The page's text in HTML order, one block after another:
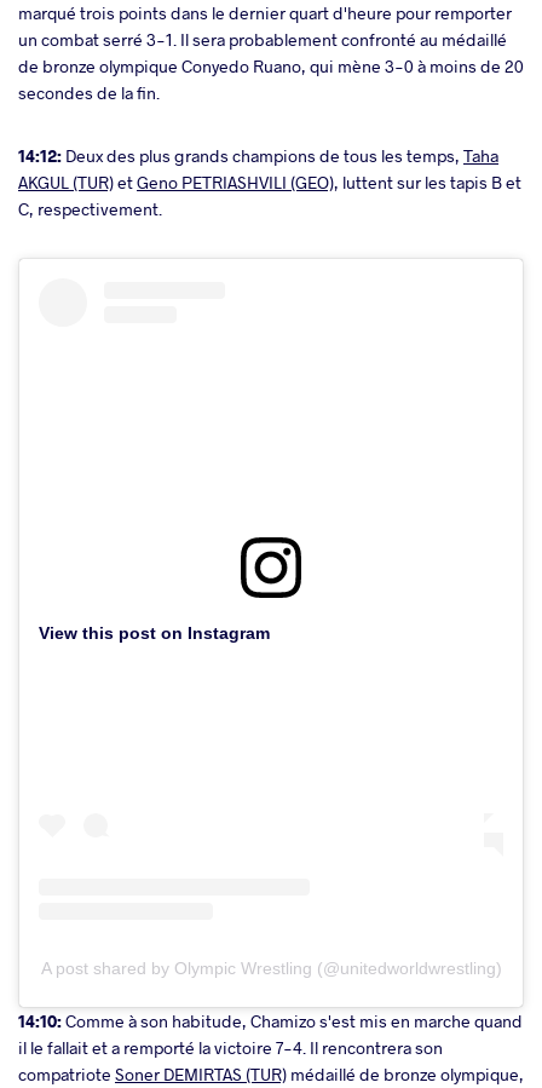
marqué trois points dans le dernier quart d'heure pour remporter
un combat serré 3-1. Il sera probablement confronté au médaillé
de bronze olympique Conyedo Ruano, qui mène 3-0 à moins de 20
secondes de la fin.
14:12: Deux des plus grands champions de tous les temps, Taha
AKGUL (TUR)etGeno PETRIASHVILI (GEO), luttent sur les tapis B et
C, respectivement.
View this post on Instagram
A post shared by Olympic Wrestling (@unitedworldwrestling)
14:10:Comme à son habitude, Chamizo s'est mis en marche quand
il le fallait et a remporté la victoire 7-4. Il rencontrera son
compatriote Soner DEMIRTAS (TUR) médaillé de bronze olympique,